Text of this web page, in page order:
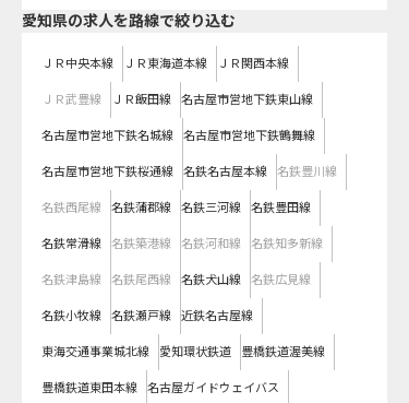
愛知県の求人を路線で絞り込む
ＪＲ中央本線 ＪＲ東海道本線 ＪＲ関西本線
ＪＲ武豊線 ＪＲ飯田線 名古屋市営地下鉄東山線
名古屋市営地下鉄名城線 名古屋市営地下鉄鶴舞線
名古屋市営地下鉄桜通線 名鉄名古屋本線 名鉄豊川線
名鉄西尾線 名鉄蒲郡線 名鉄三河線 名鉄豊田線
名鉄常滑線 名鉄築港線 名鉄河和線 名鉄知多新線
名鉄津島線 名鉄尾西線 名鉄犬山線 名鉄広見線
名鉄小牧線 名鉄瀬戸線 近鉄名古屋線
東海交通事業城北線 愛知環状鉄道 豊橋鉄道渥美線
豊橋鉄道東田本線 名古屋ガイドウェイバス